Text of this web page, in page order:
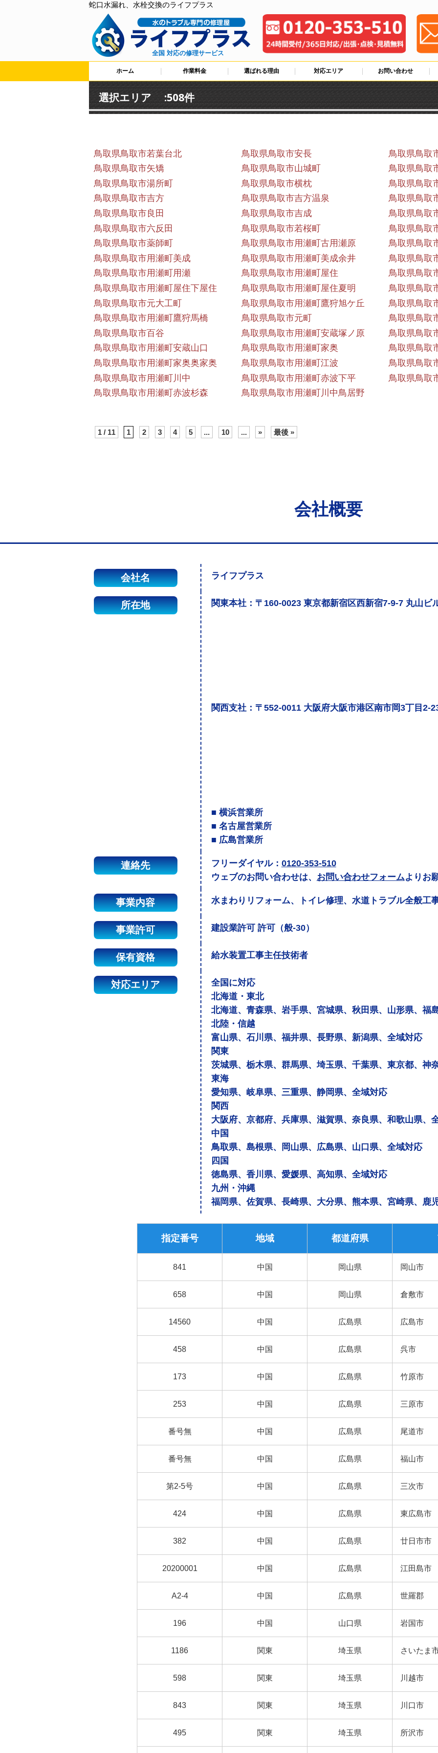
蛇口水漏れ、水栓交換のライフプラス
全国 対応の修理サービス
ホーム 作業料金 選ばれる理由 対応エリア お問い合わせ
選択エリア :508件
鳥取県鳥取市若葉台北 鳥取県鳥取市安長
鳥取県鳥取
鳥取県鳥取市矢矯
鳥取県鳥取市山城町
鳥取県鳥取
鳥取県鳥取市湯所町
鳥取県鳥取市横枕
鳥取県鳥取
鳥取県鳥取市吉方
鳥取県鳥取市吉方温泉
鳥取県鳥取
鳥取県鳥取市良田
鳥取県鳥取市吉成
鳥取県鳥取
鳥取県鳥取市六反田
鳥取県鳥取市若桜町
鳥取県鳥取
鳥取県鳥取市薬師町
鳥取県鳥取市用瀬町古用瀬原
鳥取県鳥取
鳥取県鳥取市用瀬町美成
鳥取県鳥取市用瀬町美成余井
鳥取県鳥取
鳥取県鳥取市用瀬町用瀬
鳥取県鳥取市用瀬町屋住
鳥取県鳥取
鳥取県鳥取市用瀬町屋住下屋住
鳥取県鳥取市用瀬町屋住夏明
鳥取県鳥取
鳥取県鳥取市元大工町
鳥取県鳥取市用瀬町鷹狩旭ケ丘
鳥取県鳥取
鳥取県鳥取市用瀬町鷹狩馬橋
鳥取県鳥取市元町
鳥取県鳥取
鳥取県鳥取市百谷
鳥取県鳥取市用瀬町安蔵塚ノ原
鳥取県鳥取
鳥取県鳥取市用瀬町安蔵山口
鳥取県鳥取市用瀬町家奥
鳥取県鳥取
鳥取県鳥取市用瀬町家奥奥家奥
鳥取県鳥取市用瀬町江波
鳥取県鳥取
鳥取県鳥取市用瀬町川中
鳥取県鳥取市用瀬町赤波下平
鳥取県鳥取
鳥取県鳥取市用瀬町赤波杉森
鳥取県鳥取市用瀬町川中鳥居野
1 / 11 1 2 3 4 5 ... 10 ... » 最後 »
会社概要
会社名 ライフプラス
所在地 関東本社：〒160-0023 東京都新宿区西新宿7-9-7 丸山ビ
関西支社：〒552-0011 大阪府大阪市港区南市岡3丁目2-
■ 横浜営業所
■ 名古屋営業所
■ 広島営業所
連絡先 フリーダイヤル： 0120-353-510
ウェブのお問い合わせは、 お問い合わせフォームよりお
事業内容 水まわりリフォーム、トイレ修理、水道トラブル全般工
事業許可 建設業許可 許可（般-30）
保有資格 給水装置工事主任技術者
対応エリア
全国に対応
北海道・東北
北海道、青森県、岩手県、宮城県、秋田県、山形県、福
北陸・信越
富山県、石川県、福井県、長野県、新潟県、全域対応
関東
茨城県、栃木県、群馬県、埼玉県、千葉県、東京都、神
東海
愛知県、岐阜県、三重県、静岡県、全域対応
関西
大阪府、京都府、兵庫県、滋賀県、奈良県、和歌山県、
中国
鳥取県、島根県、岡山県、広島県、山口県、全域対応
四国
徳島県、香川県、愛媛県、高知県、全域対応
九州・沖縄
福岡県、佐賀県、長崎県、大分県、熊本県、宮崎県、鹿
指定番号 地域 都道府県
841 中国 岡山県 岡山市
658 中国 岡山県 倉敷市
14560 中国 広島県 広島市
458 中国 広島県 呉市
173 中国 広島県 竹原市
253 中国 広島県 三原市
番号無 中国 広島県 尾道市
番号無 中国 広島県 福山市
第2-5号 中国 広島県 三次市
424 中国 広島県 東広島市
382 中国 広島県 廿日市市
20200001 中国 広島県 江田島市
A2-4 中国 広島県 世羅郡
196 中国 山口県 岩国市
1186 関東 埼玉県 さいたま
598 関東 埼玉県 川越市
843 関東 埼玉県 川口市
495 関東 埼玉県 所沢市